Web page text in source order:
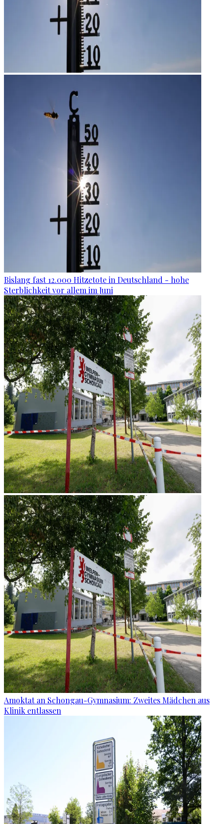
Bislang fast 12.000 Hitzetote in Deutschland - hohe
Sterblichkeit vor allem im Juni
Amoktat an Schongau-Gymnasium: Zweites Mädchen aus
Klinik entlassen